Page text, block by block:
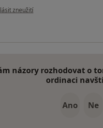
názoru uživatele Pacient
zneužití
názory rozhodovat o
ordinaci
Ano Ne